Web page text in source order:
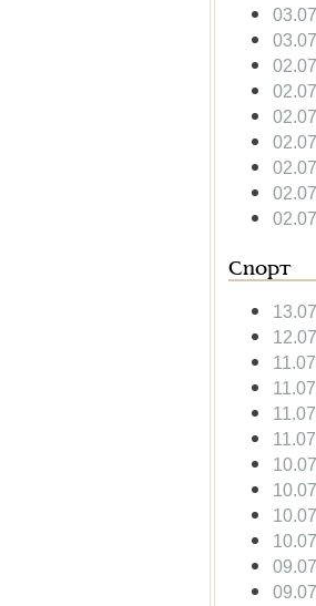
Спорт